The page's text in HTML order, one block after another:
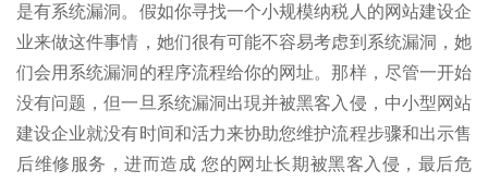
是有系统漏洞。假如你寻找一个小规模纳税人的网站建设企
业来做这件事情，她们很有可能不容易考虑到系统漏洞，她
们会用系统漏洞的程序流程给你的网址。那样，尽管一开始
没有问题，但一旦系统漏洞出現并被黑客入侵，中小型网站
建设企业就没有时间和活力来协助您维护流程步骤和出示售
后维修服务，进而造成 您的网址长期被黑客入侵，最后危